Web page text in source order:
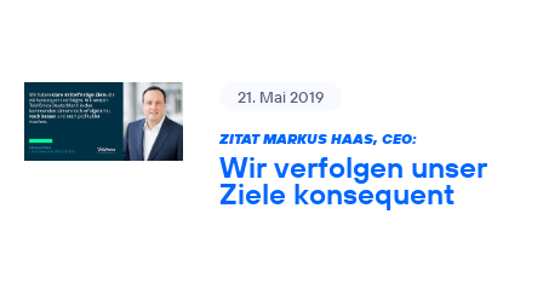
21. Mai 2019
ZITAT MARKUS HAAS, CEO:
Wir verfolgen unser
Ziele konsequent